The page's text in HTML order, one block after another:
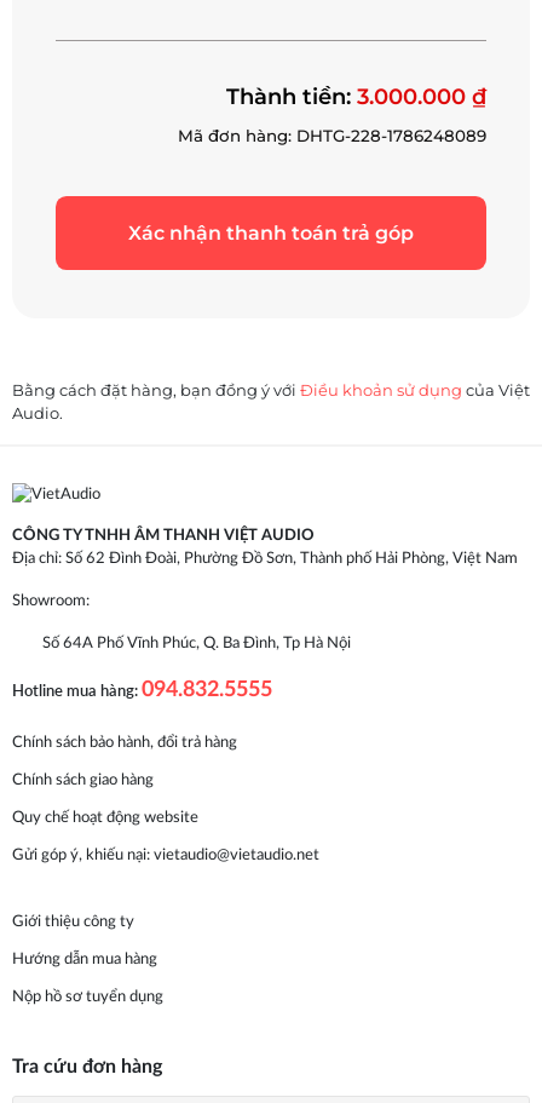
Thành tiền: 3.000.000 ₫
Mã đơn hàng: DHTG-228-1786248089
Xác nhận thanh toán trả góp
Bằng cách đặt hàng, bạn đồng ý với Điều khoản sử dụng của Việt
Audio.
CÔNG TY TNHH ÂM THANH VIỆT AUDIO
Địa chỉ: Số 62 Đình Đoài, Phường Đồ Sơn, Thành phố Hải Phòng, Việt Nam
Showroom:
Số 64A Phố Vĩnh Phúc, Q. Ba Đình, Tp Hà Nội
Hotline mua hàng:094.832.5555
Chính sách bảo hành, đổi trả hàng
Chính sách giao hàng
Quy chế hoạt động website
Gửi góp ý, khiếu nại: vietaudio@vietaudio.net
Giới thiệu công ty
Hướng dẫn mua hàng
Nộp hồ sơ tuyển dụng
Tra cứu đơn hàng